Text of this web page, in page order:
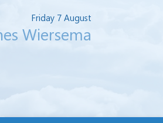
Friday 7 August
Wiersema